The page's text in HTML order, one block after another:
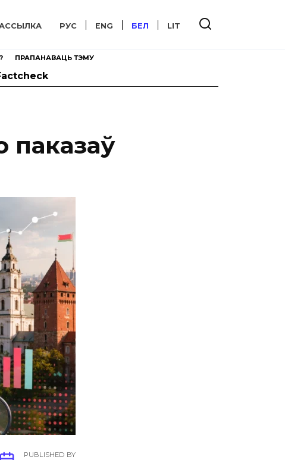
РУС ENG БЕЛ LIT
ПРАПАНАВАЦЬ ТЭМУ
паказаў
PUBLISHED BY